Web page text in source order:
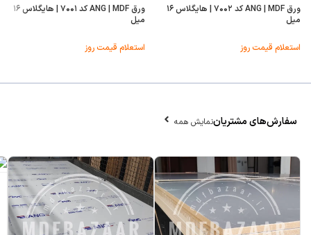
ورق ANG | MDF کد ۷۰۰۲ | هایگلاس ۱۶
میل
استعلام قیمت روز
ورق ANG | MDF کد ۷۰۰۱ | هایگلاس ۱۶
میل
استعلام قیمت روز
سفارش‌های مشتریاننمایش همه